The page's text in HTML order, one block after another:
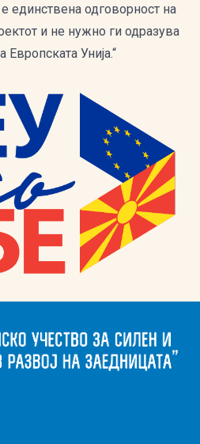
единствена одговорност на
и не нужно ги одразува
Европската Унија.“